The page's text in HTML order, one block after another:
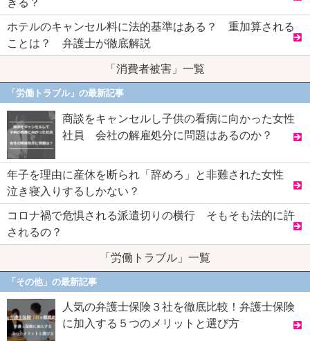
きる？
ホテルのキャンセル料に法的基準はある？ 重加算される
ことは？ 弁護士が徹底解説
「消費者被害」一覧
「労働トラブル」の最新記事
商談をキャンセルし子供の看病に向かった女性
社員 会社の解雇処分に問題はあるのか？
年子を理由に産休を断られ「辞めろ」と非難された女性
泣き寝入りするしかない？
コロナ禍で危惧される派遣切りの横行 そもそも法的に許
されるの？
「労働トラブル」一覧
「その他」の最新記事
人気の弁護士保険３社を徹底比較！弁護士保険
に加入する５つのメリットと選び方